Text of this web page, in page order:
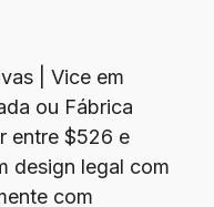
| Vice em
ou Fábrica
entre $526 e
design legal com
com